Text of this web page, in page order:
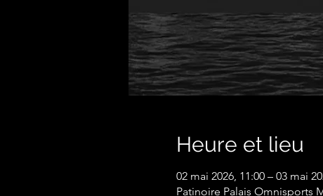
Heure et lieu
02 mai 2026, 11:00 – 03 mai
Patinoire Palais Omnisports